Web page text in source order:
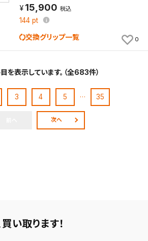
15,900 税込
144 pt
交換グリップ一覧 0
を表示しています。（全683件）
3 4 5 … 35
次へ
買い取ります！